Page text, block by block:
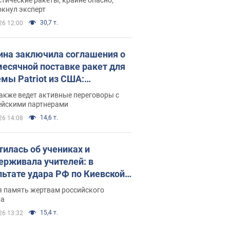
эксперт
12:00 30,7 т.
заключила соглашения о
поставке ракет для
Patriot из США:
раскрыл подробности
ведет активные переговоры с
партнерами
14:08 14,6 т.
об учениках и
учителей: в
удара РФ по Киевской
погибли директор
лицея, её муж и внук
память жертвам российского
13:32 15,4 т.